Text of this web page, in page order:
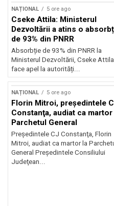
NAȚIONAL 5 ore ago
Cseke Attila: Ministerul
Dezvoltării a atins o
de 93% din PNRR
Absorbție de 93% din PNRR la
Ministerul Dezvoltării, Cseke Attila
face apel la autorități...
NAȚIONAL 5 ore ago
Florin Mitroi, preşedintele
Constanţa, audiat ca martor
Parchetul General
Preşedintele CJ Constanţa, Florin
Mitroi, audiat ca martor la
General Preşedintele Consiliului
Judeţean...